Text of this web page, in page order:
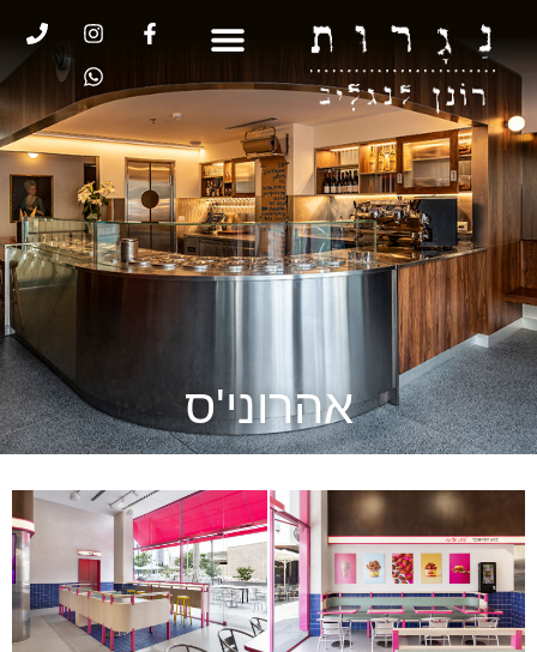
אהרוני'ס